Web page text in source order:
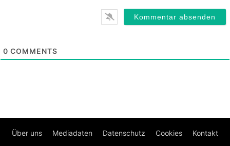
0 COMMENTS
Über uns Mediadaten Datenschutz Cookies Kontakt